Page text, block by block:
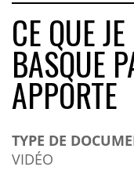
CE QUE
BASQUE
APPORTE
TYPE DE
VIDÉO